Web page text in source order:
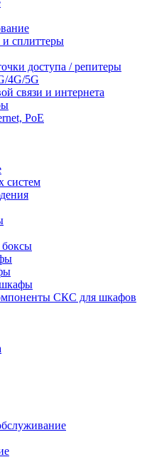
сплиттеры
доступа / репитеры
4G/5G
связи и интернета
PoE
систем
СКС для шкафов